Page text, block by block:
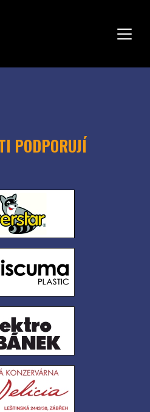
PODPORUJÍ